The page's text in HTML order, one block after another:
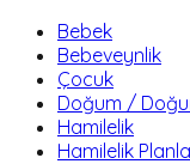
Bebek
Bebeveynlik
Çocuk
Doğum /
Hamilelik
Hamilelik